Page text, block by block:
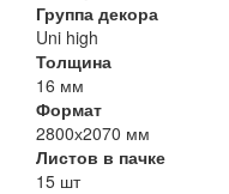
Группа декора
Uni high
Толщина
16 мм
Формат
2800х2070 мм
Листов в пачке
15 шт